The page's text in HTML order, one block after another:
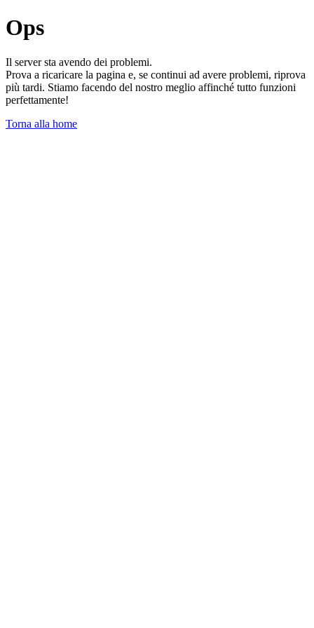
Ops
Il server sta avendo dei problemi.
Prova a ricaricare la pagina e, se continui ad avere problemi, riprova
più tardi. Stiamo facendo del nostro meglio affinché tutto funzioni
perfettamente!
Torna alla home